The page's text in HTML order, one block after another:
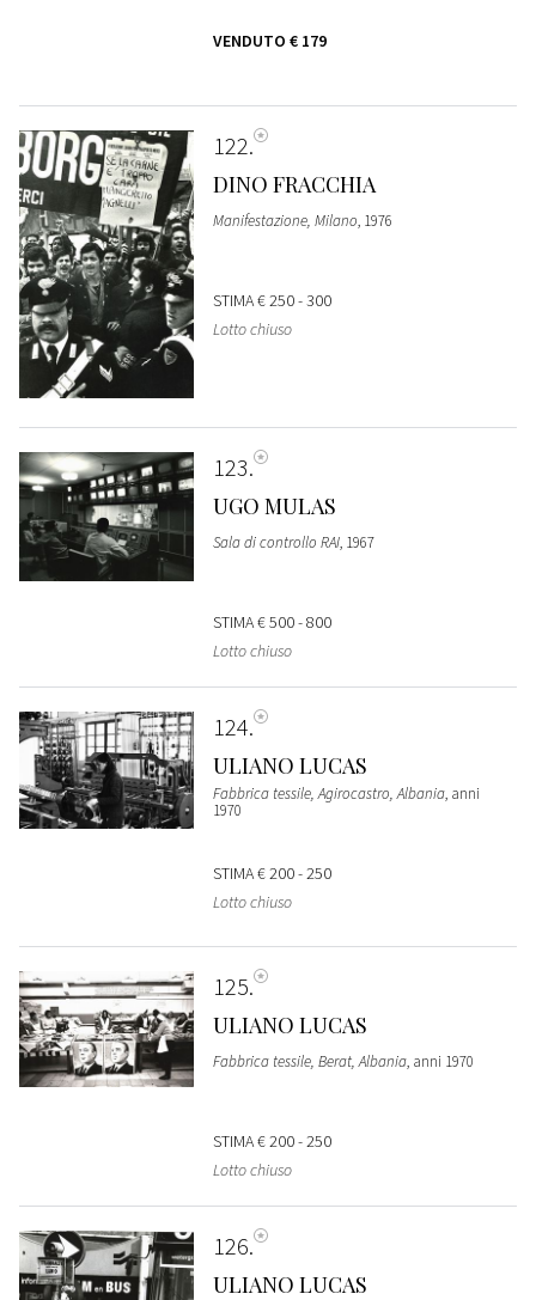
VENDUTO € 179
122
DINO FRACCHIA
Manifestazione, Milano, 1976
STIMA€ 250 - 300
Lotto chiuso
123
UGO MULAS
Sala di controllo RAI, 1967
STIMA€ 500 - 800
Lotto chiuso
124
ULIANO LUCAS
Fabbrica tessile, Agirocastro, Albania, anni
1970
STIMA€ 200 - 250
Lotto chiuso
125
ULIANO LUCAS
Fabbrica tessile, Berat, Albania, anni 1970
STIMA€ 200 - 250
Lotto chiuso
126
ULIANO LUCAS